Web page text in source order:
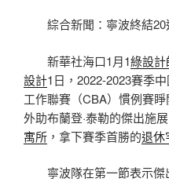
綜合新聞：寧波終結
新華社海口1月1綠設計
設計1日，2022-2023賽季
工作聯賽（CBA）慣例賽
外助布蘭登·泰勒的傑出施
寓所 ，拿下賽季首勝的退休
寧波隊在第一節表示傑